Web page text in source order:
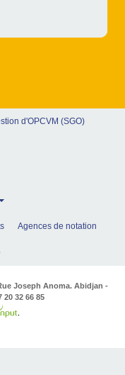
d'OPCVM (SGO)
Agences de notation
Joseph Anoma. Abidjan -
32 66 85